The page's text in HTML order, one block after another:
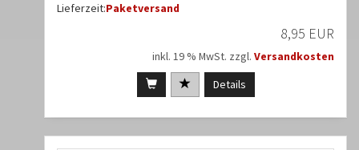
Lieferzeit:Paketversand
8,95 EUR
inkl. 19 % MwSt. zzgl. Versandkosten
Details